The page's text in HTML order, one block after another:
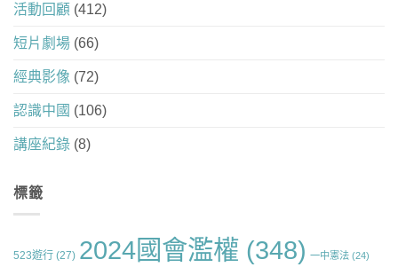
活動回顧 (412)
短片劇場 (66)
經典影像 (72)
認識中國 (106)
講座紀錄 (8)
標籤
523遊行 (27) 2024國會濫權 (348) 一中憲法 (24)